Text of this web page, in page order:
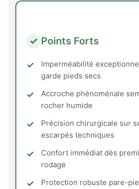
✓ Points Forts
Imperméabilité
garde pieds secs
Accroche phénoménale
rocher humide
Précision chirurgicale sur
escarpés techniques
Confort immédiat dès
rodage
Protection robuste pare-